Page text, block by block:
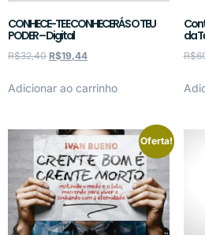
CONHECE-TE E CONHECERÁS O TEU
PODER – Digital
R$32,40 R$19,44
Adicionar ao carrinho
da
R$
Oferta!